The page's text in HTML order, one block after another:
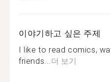
이야기하고 싶은 주제
I like to read comics,
friends... 더 보기